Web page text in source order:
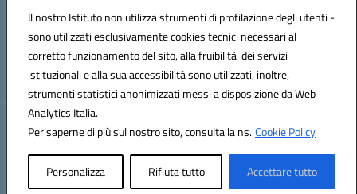
Il nostro Istituto non utilizza strumenti di profilazione degli utenti -
sono utilizzati esclusivamente cookies tecnici necessari al
corretto funzionamento del sito, alla fruibilità dei servizi
istituzionali e alla sua accessibilità sono utilizzati, inoltre,
strumenti statistici anonimizzati messi a disposizione da Web
Analytics Italia.
Per saperne di più sul nostro sito, consulta la ns.Cookie Policy
Personalizza Rifiuta tutto Accettare tutto
Indirizzo: VIA BRECCIAME, 46 - 81024 MADDALONI (CE)
Mail: CEIC8AU001@istruzione.it - Pec: CEIC8AU001@pec.istruzione.it -
Telefono: 0823408721
Meccanografico: CEIC8AU001
Codice fiscale: 93086080616
Hosting & Powered by 3D Solution S.r.l.
Concept & Design by Designers Italia